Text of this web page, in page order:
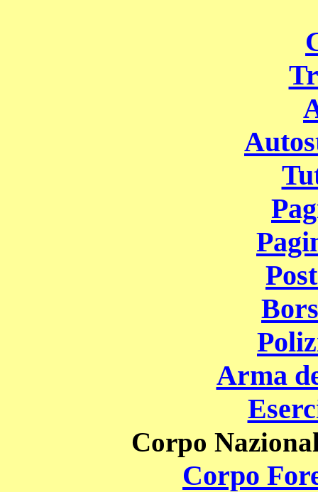
Arma
Corpo
Corpo